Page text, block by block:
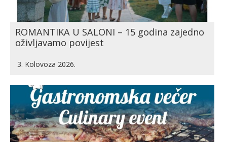
ROMANTIKA U SALONI – 15 godina zajedno
oživljavamo povijest
3. Kolovoza 2026.